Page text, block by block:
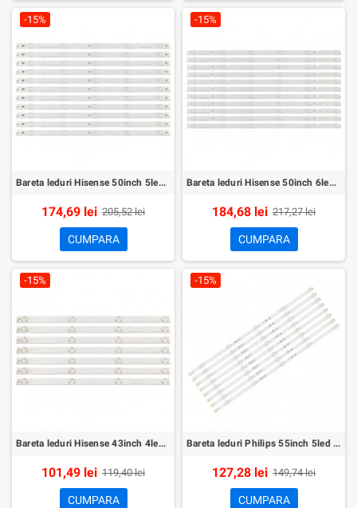
-15%
Bareta leduri Hisense 50inch 5led set 11buc
174,69 lei 205,52 lei
CUMPARA
-15%
Bareta leduri Hisense 50inch 6led set 11buc
184,68 lei 217,27 lei
CUMPARA
-15%
Bareta leduri Hisense 43inch 4led set 7buc
101,49 lei 119,40 lei
CUMPARA
-15%
Bareta leduri Philips 55inch 5led set 8buc
127,28 lei 149,74 lei
CUMPARA